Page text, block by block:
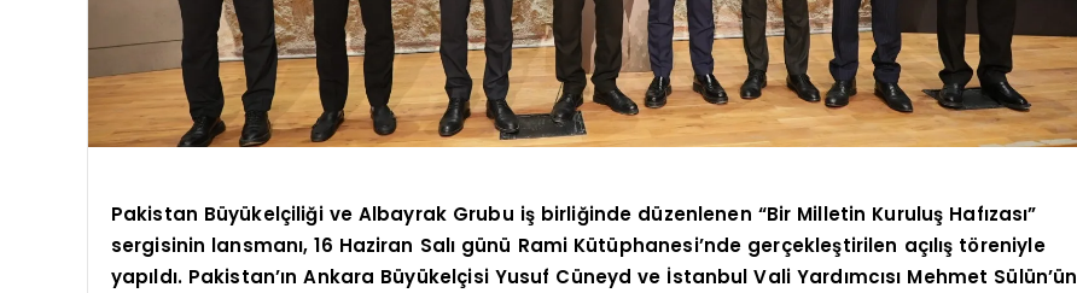
Pakistan Büyükelçiliği ve Albayrak Grubu iş birliğinde düzenlenen “Bir Milletin Kuruluş Hafızası”
sergisinin lansmanı, 16 Haziran Salı günü Rami Kütüphanesi’nde gerçekleştirilen açılış töreniyle
yapıldı. Pakistan’ın Ankara Büyükelçisi Yusuf Cüneyd ve İstanbul Vali Yardımcısı Mehmet Sülün’ün